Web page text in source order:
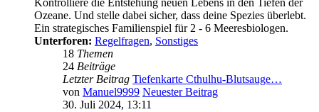
Kontrolliere die Entstehung neuen Lebens in den Tiefen der
Ozeane. Und stelle dabei sicher, dass deine Spezies überlebt.
Ein strategisches Familienspiel für 2 - 6 Meeresbiologen.
Unterforen: Regelfragen, Sonstiges
18 Themen
24 Beiträge
Letzter Beitrag Tiefenkarte Cthulhu-Blutsauge…
von Manuel9999 Neuester Beitrag
30. Juli 2024, 13:11